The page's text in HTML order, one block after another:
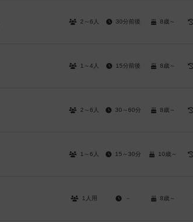
2～6人 30分前後 8歳～
1～4人 15分前後 8歳～
2～6人 30～60分 8歳～
1～6人 15～30分 10歳～
1人用 － 8歳～